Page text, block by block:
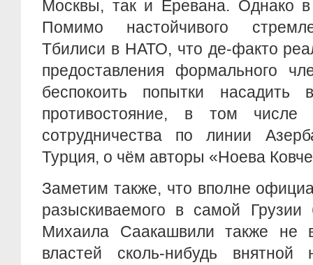
Москвы, так и Еревана. Однако
Помимо настойчивого
Тбилиси в НАТО, что де-факто
предоставления формального
беспокоить попытки насадить
противостояние, в том числе
сотрудничества по линии
Турция, о чём авторы «Ноева
Заметим также, что вполне
разыскиваемого в самой Грузии
Михаила Саакашвили также не
властей сколь-нибудь внятной